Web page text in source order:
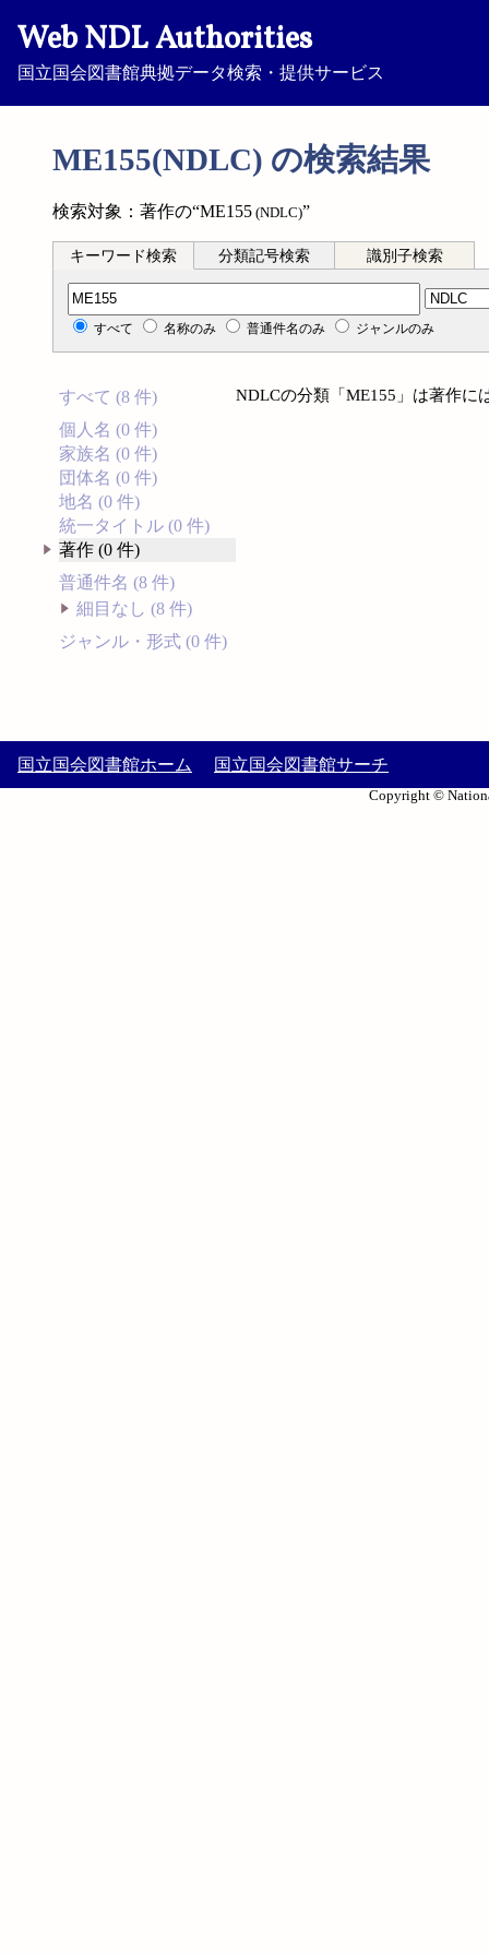
Web NDL Authorities
国立国会図書館典拠データ検索・提供サービス
ME155(NDLC) の検索結果
検索対象：著作の“ME155 (NDLC)”
キーワード検索 分類記号検索 識別子検索
分類記号検索
すべて 名称のみ 普通件名のみ ジャンルのみ
すべて (8 件)
個人名 (0 件)
家族名 (0 件)
団体名 (0 件)
地名 (0 件)
統一タイトル (0 件)
著作 (0 件)
普通件名 (8 件)
細目なし (8 件)
ジャンル・形式 (0 件)
NDLCの分類「ME155」は著作に
国立国会図書館ホーム 国立国会図書館サーチ
Copyright ©